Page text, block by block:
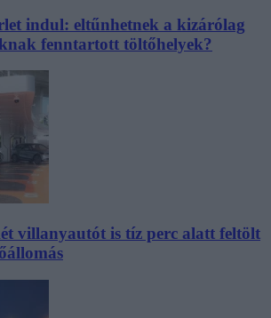
indul: eltűnhetnek a kizárólag
fenntartott töltőhelyek?
villanyautót is tíz perc alatt feltölt